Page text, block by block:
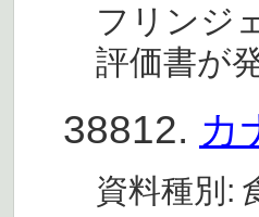
フリンジ
評価書が
38812. カ
資料種別: